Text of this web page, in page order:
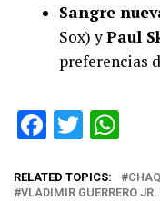
Sangre
Sox) yPaul
preferencias
Facebook
Twitter
RELATED TOPICS:
VLADIMIR GUERRERO